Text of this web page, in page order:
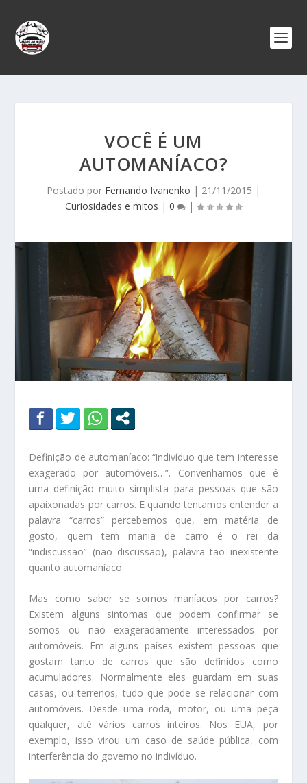
VOCÊ É UM
AUTOMANÍACO?
Postado por Fernando Ivanenko | 21/11/2015 |
Curiosidades e mitos | 0 |
Definição de automaníaco: “indivíduo que tem interesse
exagerado por automóveis…”.
Convenhamos que é
uma definição muito simplista para pessoas que são
apaixonadas por carros. E quando tentamos entender a
palavra “carros” percebemos que, em matéria de
gosto, quem tem mania de carro é o rei da
“indiscussão” (não discussão), palavra tão inexistente
quanto automaníaco.
Mas como saber se somos maníacos por carros?
Existem alguns sintomas que podem confirmar se
somos ou não exageradamente interessados por
automóveis. Em alguns países existem pessoas que
gostam tanto de carros que são definidos como
acumuladores. Normalmente eles guardam em suas
casas, ou terrenos, tudo que pode se relacionar com
automóveis. Desde uma roda, motor, ou uma peça
qualquer, até vários carros inteiros. Nos EUA, por
exemplo, isso virou um caso de saúde pública, com
interferência do governo no indivíduo.